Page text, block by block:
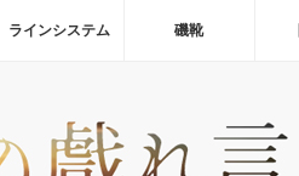
ラインシステム 磯靴